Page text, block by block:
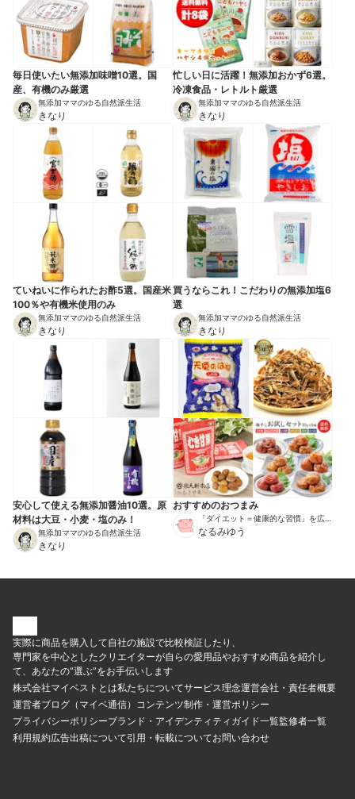
毎日使いたい無添加味噌10選。国
産、有機のみ厳選
無添加ママのゆる自然派生活
きなり
忙しい日に活躍！無添加おかず6選。
冷凍食品・レトルト厳選
無添加ママのゆる自然派生活
きなり
ていねいに作られたお酢5選。国産米
100％や有機米使用のみ
無添加ママのゆる自然派生活
きなり
買うならこれ！こだわりの無添加塩6
選
無添加ママのゆる自然派生活
きなり
安心して使える無添加醤油10選。原
材料は大豆・小麦・塩のみ！
無添加ママのゆる自然派生活
きなり
おすすめのおつまみ
「ダイエット＝健康的な習慣」を広め
る伝道師
なるみゆう
実際に商品を購入して自社の施設で比較検証したり、
専門家を中心としたクリエイターが自らの愛用品やおすすめ商品を紹介し
て、あなたの“選ぶ”をお手伝いします
株式会社マイベストとは私たちについてサービス理念運営会社・責任者概要
運営者ブログ（マイベ通信） コンテンツ制作・運営ポリシー
プライバシーポリシーブランド・アイデンティティ ガイド一覧監修者一覧
利用規約広告出稿について引用・転載についてお問い合わせ